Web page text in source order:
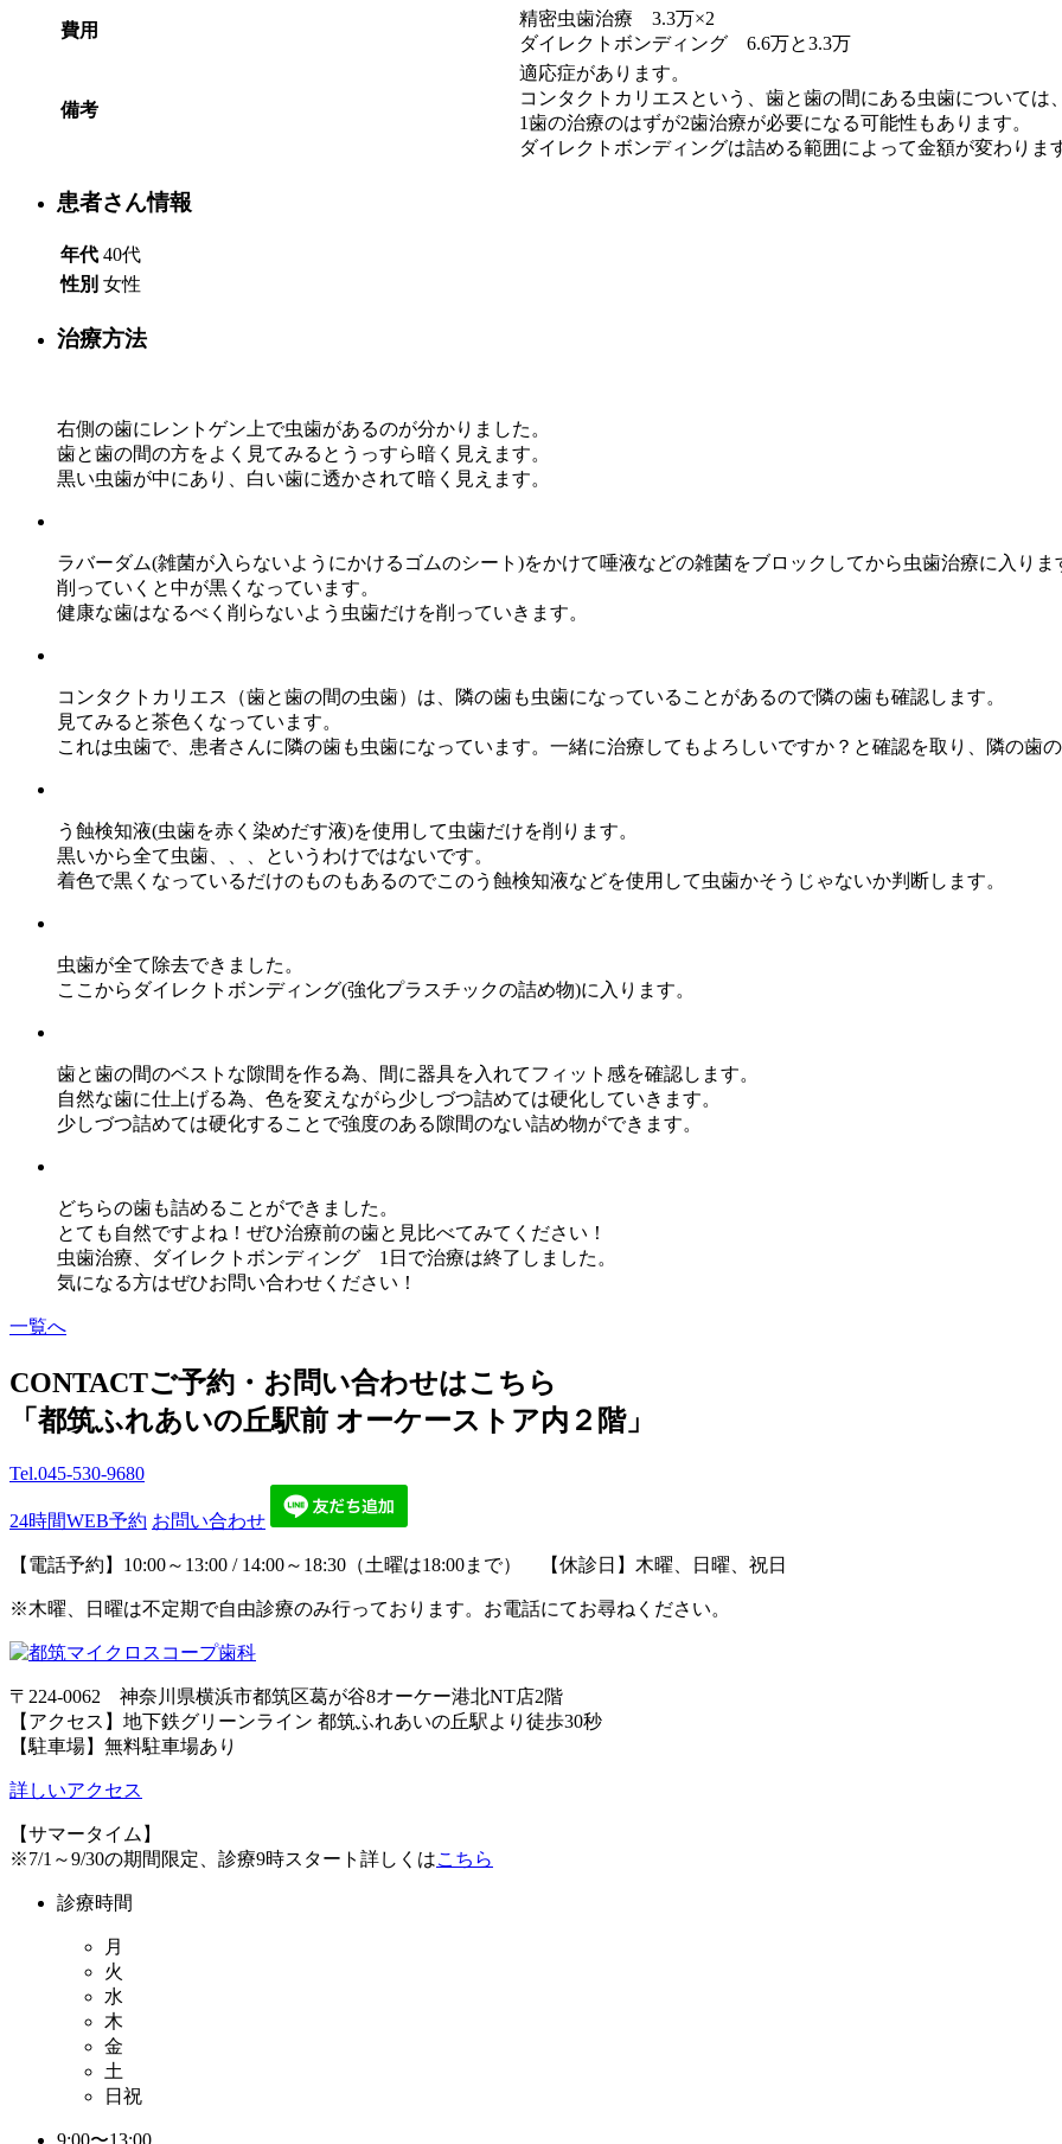
費用
精密虫歯治療 3.3万×2
ダイレクトボンディング 6.6万と3.3万
備考
適応症があります。
コンタクトカリエスという、歯と歯の間にある虫歯について
1歯の治療のはずが2歯治療が必要になる可能性もあります。
ダイレクトボンディングは詰める範囲によって金額が変わりま
患者さん情報
年代 40代
性別 女性
治療方法
右側の歯にレントゲン上で虫歯があるのが分かりました。
歯と歯の間の方をよく見てみるとうっすら暗く見えます。
黒い虫歯が中にあり、白い歯に透かされて暗く見えます。
ラバーダム(雑菌が入らないようにかけるゴムのシート)をかけて唾液などの雑菌をブロックしてから虫歯治療に入りま
削っていくと中が黒くなっています。
健康な歯はなるべく削らないよう虫歯だけを削っていきます。
コンタクトカリエス（歯と歯の間の虫歯）は、隣の歯も虫歯になっていることがあるので隣の歯も確認します。
見てみると茶色くなっています。
これは虫歯で、患者さんに隣の歯も虫歯になっています。一緒に治療してもよろしいですか？と確認を取り、隣の歯
う蝕検知液(虫歯を赤く染めだす液)を使用して虫歯だけを削ります。
黒いから全て虫歯、、、というわけではないです。
着色で黒くなっているだけのものもあるのでこのう蝕検知液などを使用して虫歯かそうじゃないか判断します。
虫歯が全て除去できました。
ここからダイレクトボンディング(強化プラスチックの詰め物)に入ります。
歯と歯の間のベストな隙間を作る為、間に器具を入れてフィット感を確認します。
自然な歯に仕上げる為、色を変えながら少しづつ詰めては硬化していきます。
少しづつ詰めては硬化することで強度のある隙間のない詰め物ができます。
どちらの歯も詰めることができました。
とても自然ですよね！ぜひ治療前の歯と見比べてみてください！
虫歯治療、ダイレクトボンディング 1日で治療は終了しました。
気になる方はぜひお問い合わせください！
一覧へ
CONTACTご予約・お問い合わせはこちら
「都筑ふれあいの丘駅前 オーケーストア内２階」
Tel.045-530-9680
24時間WEB予約 お問い合わせ
【電話予約】10:00～13:00 / 14:00～18:30（土曜は18:00まで） 【休診日】木曜、日曜、祝日
※木曜、日曜は不定期で自由診療のみ行っております。お電話にてお尋ねください。
〒224-0062 神奈川県横浜市都筑区葛が谷8オーケー港北NT店2階
【アクセス】地下鉄グリーンライン 都筑ふれあいの丘駅より徒歩30秒
【駐車場】無料駐車場あり
詳しいアクセス
【サマータイム】
※7/1～9/30の期間限定、診療9時スタート詳しくはこちら
診療時間
月
火
水
木
金
土
日祝
9:00〜13:00